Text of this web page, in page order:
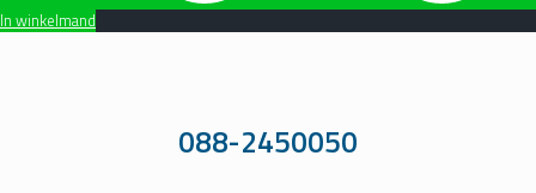
In winkelmand
088-2450050